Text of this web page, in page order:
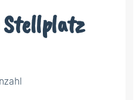
Stellplatz